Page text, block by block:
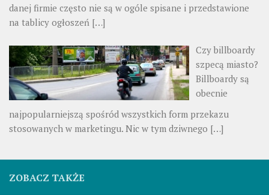
danej firmie często nie są w ogóle spisane i przedstawione
na tablicy ogłoszeń […]
Czy billboardy
szpecą miasto?
Billboardy są
obecnie
najpopularniejszą spośród wszystkich form przekazu
stosowanych w marketingu. Nic w tym dziwnego […]
ZOBACZ TAKŻE